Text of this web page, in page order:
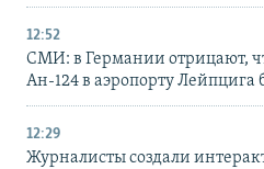
12:52
СМИ: в Германии отрицают,
Ан-124 в аэропорту
12:29
Журналисты создали